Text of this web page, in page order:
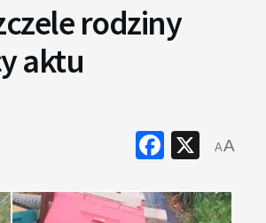
rodziny
aktu
Facebook
X
AA